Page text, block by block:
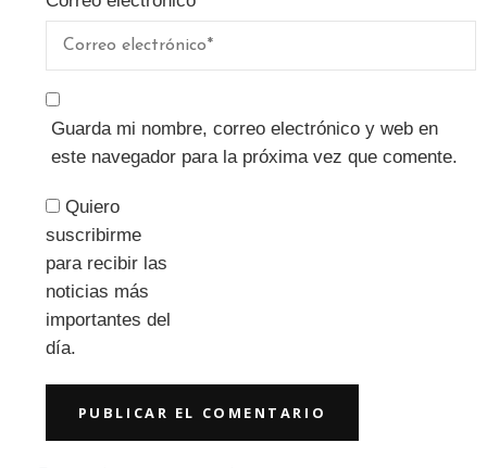
Guarda mi nombre, correo electrónico y web en
este navegador para la próxima vez que comente.
Quiero
suscribirme
para recibir las
noticias más
importantes del
día.